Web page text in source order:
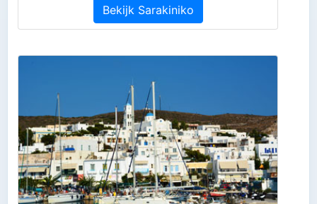
Bekijk Sarakiniko